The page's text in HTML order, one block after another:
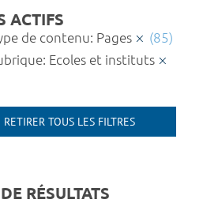
ACTIFS
de contenu: Pages
(85)
Ecoles et instituts
RETIRER TOUS LES FILTRES
RÉSULTATS